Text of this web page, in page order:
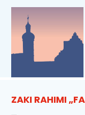
ZAKI RAHIMI